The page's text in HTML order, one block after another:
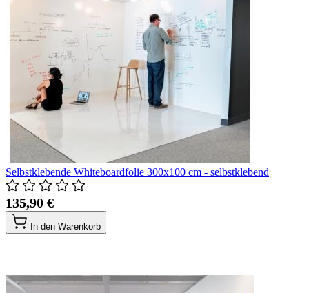
Selbstklebende Whiteboardfolie 300x100 cm - selbstklebend
135,90 €
In den Warenkorb